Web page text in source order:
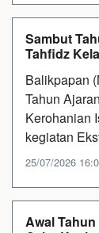
Sambut
Tahfidz
Balikpapan
Tahun
Kerohanian
kegiatan
25/07/2026
Awal